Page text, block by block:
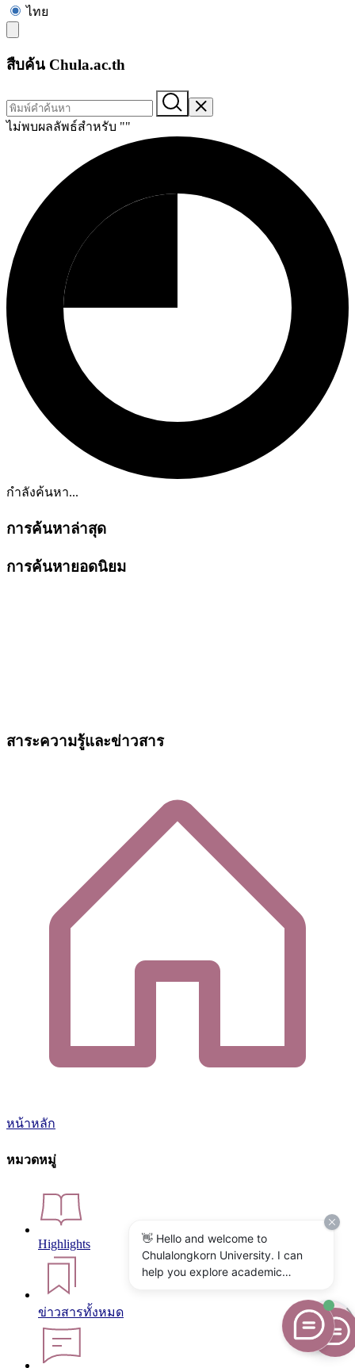
ไทย
สืบค้น Chula.ac.th
ไม่พบผลลัพธ์สำหรับ ""
กำลังค้นหา...
การค้นหาล่าสุด
การค้นหายอดนิยม
สาระความรู้และข่าวสาร
หน้าหลัก
หมวดหมู่
Highlights
ข่าวสารทั้งหมด
👋 Hello and welcome to
Chulalongkorn University. I can
help you explore academic